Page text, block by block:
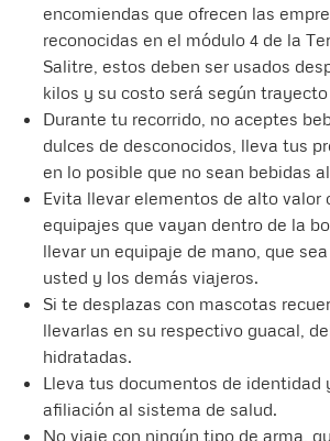
encomiendas que ofrecen las
reconocidas en el módulo 4 de la
Salitre, estos deben ser usados
kilos y su costo será según
Durante tu recorrido, no aceptes
dulces de desconocidos, lleva tus
en lo posible que no sean bebidas
Evita llevar elementos de alto valor
equipajes que vayan dentro de la
llevar un equipaje de mano, que
usted y los demás viajeros.
Si te desplazas con mascotas
llevarlas en su respectivo guacal,
hidratadas.
Lleva tus documentos de identidad
afiliación al sistema de salud.
No viaje con ningún tipo de arma,